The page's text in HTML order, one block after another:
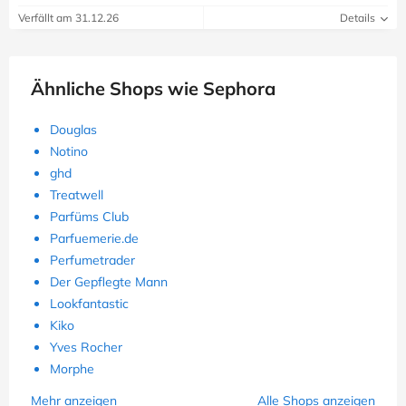
Verfällt am 31.12.26 Details
Ähnliche Shops wie Sephora
Douglas
Notino
ghd
Treatwell
Parfüms Club
Parfuemerie.de
Perfumetrader
Der Gepflegte Mann
Lookfantastic
Kiko
Yves Rocher
Morphe
Mehr anzeigen
Alle Shops anzeigen